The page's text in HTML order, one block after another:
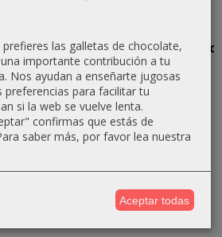
de
€
€
edición)
99,00 €
110,00 €
Before and
After...
65,21 €
las galletas de chocolate,
importante contribución a tu
Nos ayudan a enseñarte jugosas
para facilitar tu
si la web se vuelve lenta.
confirmas que estás de
saber más, por favor lea nuestra
Aceptar todas